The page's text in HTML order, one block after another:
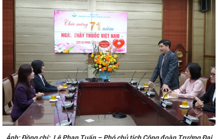
Ảnh: Đồng chí: Lê Phan Tuấn – Phó chủ tịch Công đoàn Trường Đại